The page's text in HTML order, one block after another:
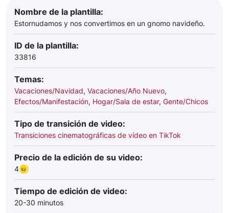
Nombre de la plantilla:
Estornudamos y nos convertimos en un gnomo navideño.
ID de la plantilla:
33816
Temas:
Vacaciones/Navidad, Vacaciones/Año Nuevo,
Efectos/Manifestación, Hogar/Sala de estar, Gente/Chicos
Tipo de transición de video:
Transiciones cinematográficas de vídeo en TikTok
Precio de la edición de su video:
4
Tiempo de edición de video:
20-30 minutos